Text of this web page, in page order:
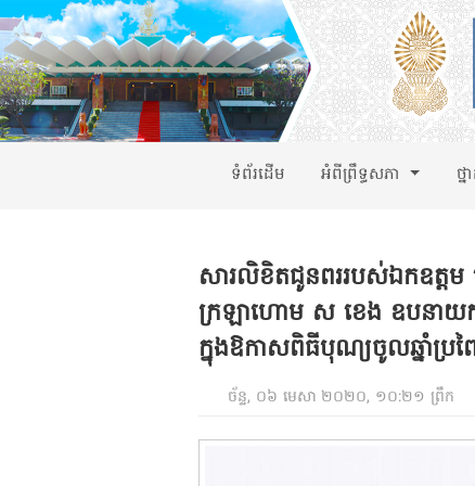
ទំព័រដើម អំពីព្រឹទ្ធសភា ថ្
សារលិខិតជូនពររបស់ឯកឧត្តម
ក្រឡាហោម ស ខេង ឧបនាយករ
ក្នុងឱកាសពិធីបុណ្យចូលឆ្នាំប្រព
ច័ន្ទ, ០៦ មេសា ២០២០, ១០:២១ ព្រឹក